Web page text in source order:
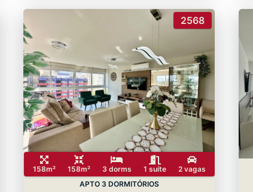
2568
158m² 158m² 3 dorms 1 suíte
2 vagas
APTO 3 DORMITÓRIOS